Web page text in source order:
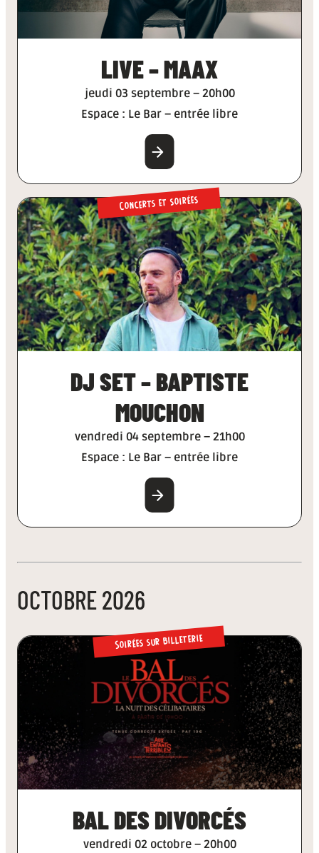
LIVE – MAAX
jeudi 03 septembre – 20h00
Espace : Le Bar – entrée libre
EN SAVOIR PLUS
Concerts et soirées
DJ SET – BAPTISTE
MOUCHON
vendredi 04 septembre – 21h00
Espace : Le Bar – entrée libre
EN SAVOIR PLUS
OCTOBRE 2026
Soirées sur billeterie
BAL DES DIVORCÉS
vendredi 02 octobre – 20h00